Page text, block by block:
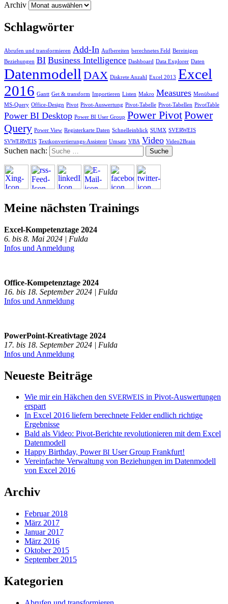
Archiv
Schlagwörter
Abrufen und transformieren Add-In Aufbereiten berechnetes Feld Bereinigen
Beziehungen BI Business Intelligence Dashboard Data Explorer Daten
Datenmodell DAX Diskrete Anzahl Excel 2013 Excel
2016 Gantt Get & transform Importieren Listen Makro Measures Menüband
MS-Query Office-Design Pivot Pivot-Auswertung Pivot-Tabelle Pivot-Tabellen PivotTable
Power BI Desktop Power BI User Group Power PivotPower
Query Power View Registerkarte Daten Schnelleinblick SUMX SVERWEIS
SVWERWEIS Textkonvertierungs-Assistent Umsatz VBA Video Video2Brain
Suchen nach:
Meine nächsten Trainings
Excel-Kompetenztage 2024
6. bis 8. Mai 2024 | Fulda
Infos und Anmeldung
Office-Kompetenztage 2024
16. bis 18. September 2024 | Fulda
Infos und Anmeldung
PowerPoint-Kreativtage 2024
17. bis 18. September 2024 | Fulda
Infos und Anmeldung
Neueste Beiträge
Wie mir ein Häkchen den SVERWEIS in Pivot-Auswertungen
erspart
In Excel 2016 liefern berechnete Felder endlich richtige
Ergebnisse
Bald als Video: Pivot-Berichte revolutionieren mit dem Excel
Datenmodell
Happy Birthday, PowerBI User Group Frankfurt!
Vereinfachte Verwaltung von Beziehungen im Datenmodell
von Excel 2016
Archiv
Februar 2018
März 2017
Januar 2017
März 2016
Oktober 2015
September 2015
Kategorien